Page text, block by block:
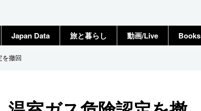
Japan Data 旅と暮らし 動画/Live Books
を撤回